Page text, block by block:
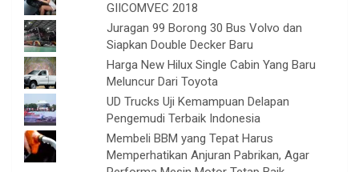
GIICOMVEC 2018
Juragan 99 Borong 30 Bus Volvo dan
Siapkan Double Decker Baru
Harga New Hilux Single Cabin Yang Baru
Meluncur Dari Toyota
UD Trucks Uji Kemampuan Delapan
Pengemudi Terbaik Indonesia
Membeli BBM yang Tepat Harus
Memperhatikan Anjuran Pabrikan, Agar